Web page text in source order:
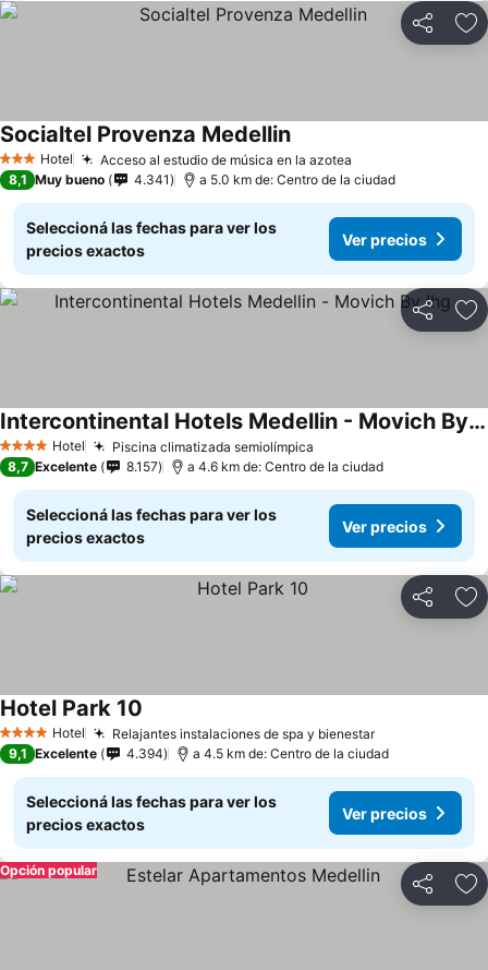
Compartir
3 Estrellas
Hotel Acceso al estudio de música en la azotea
Socialtel Provenza Medellin
8,1 Muy bueno 4.341 a 5.0 km de: Centro de la ciudad
Seleccioná las fechas para ver los
precios exactos
Ver precios
Compartir
4 EstrellasHotel Piscina climatizada semiolímpica
Intercontinental Hotels Medellin - Movich By Ihg
8,7 Excelente 8.157 a 4.6 km de: Centro de la ciudad
Seleccioná las fechas para ver los
precios exactos
Ver precios
Compartir
4 EstrellasHotel Relajantes instalaciones de spa y bienestar
Hotel Park 10
9,1 Excelente 4.394 a 4.5 km de: Centro de la ciudad
Seleccioná las fechas para ver los
precios exactos
Ver precios
Compartir
Opción popular